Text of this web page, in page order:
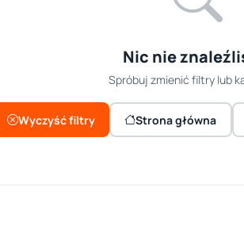
Nic nie
Spróbuj zmienić filtry lub
Wyczyść filtry Strona główna